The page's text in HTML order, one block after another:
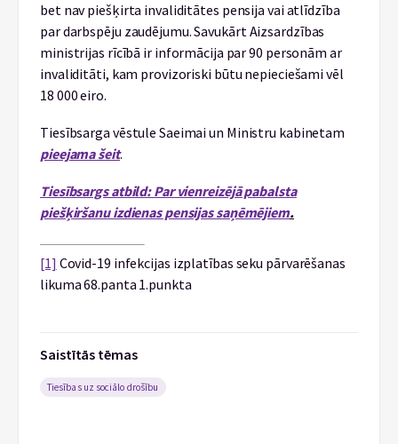
bet nav piešķirta invaliditātes pensija vai atlīdzība
par darbspēju zaudējumu. Savukārt Aizsardzības
ministrijas rīcībā ir informācija par 90 personām ar
invaliditāti, kam provizoriski būtu nepieciešami vēl
18 000 eiro.
Tiesībsarga vēstule Saeimai un Ministru kabinetam
pieejama šeit.
Tiesībsargs atbild: Par vienreizējā pabalsta
piešķiršanu izdienas pensijas saņēmējiem.
[1] Covid-19 infekcijas izplatības seku pārvarēšanas
likuma 68.panta 1.punkta
Saistītās tēmas
Tiesības uz sociālo drošību